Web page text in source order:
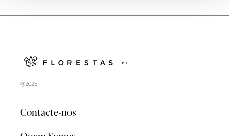
@2026
Contacte-nos